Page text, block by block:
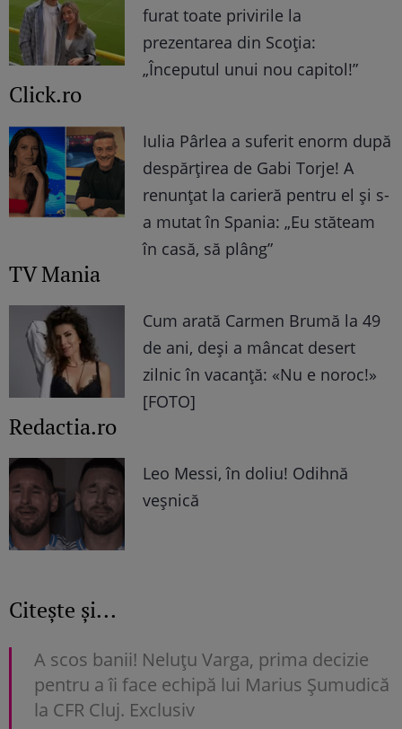
furat toate privirile la
prezentarea din Scoția:
„Începutul unui nou capitol!”
Click.ro
Iulia Pârlea a suferit enorm după
despărțirea de Gabi Torje! A
renunțat la carieră pentru el și s-
a mutat în Spania: „Eu stăteam
în casă, să plâng”
TV Mania
Cum arată Carmen Brumă la 49
de ani, deși a mâncat desert
zilnic în vacanță: «Nu e noroc!»
[FOTO]
Redactia.ro
Leo Messi, în doliu! Odihnă
veșnică
Citește și...
A scos banii! Neluțu Varga, prima decizie
pentru a îi face echipă lui Marius Șumudică
la CFR Cluj. Exclusiv